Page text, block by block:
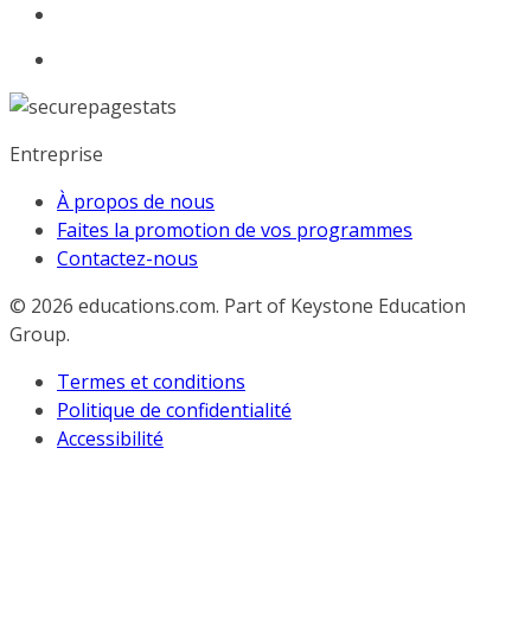
Entreprise
À propos de nous
Faites la promotion de vos programmes
Contactez-nous
© 2026 educations.com. Part of Keystone Education
Group.
Termes et conditions
Politique de confidentialité
Accessibilité